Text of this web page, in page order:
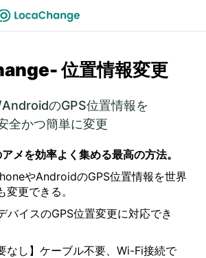
位置情報変更
のGPS位置情報を
全かつ簡単に変更
メを効率よく集める最高の方法。
やAndroidのGPS位置情報を世界
更できる。
バイスのGPS位置変更に対応でき
なし】ケーブル不要、Wi-Fi接続で